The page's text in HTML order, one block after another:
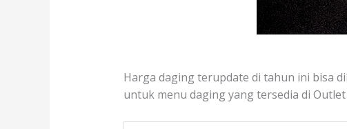
Harga daging terupdate di tahun ini bisa
untuk menu daging yang tersedia di Outlet